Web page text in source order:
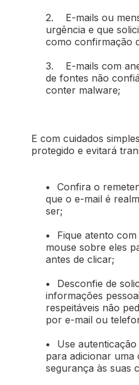
2. E-mails ou
urgência e que
como confirmação
3. E-mails com
de fontes não
conter malware;
E com cuidados
protegido e evitará
• Confira o
que o e-mail é
ser;
• Fique atento
mouse sobre eles
antes de clicar;
• Desconfie de
informações
respeitáveis não
por e-mail ou
• Use
para adicionar uma
segurança às suas